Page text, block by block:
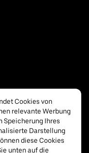
Cookies von
relevante Werbung
Speicherung Ihres
Darstellung
diese Cookies
unten auf die